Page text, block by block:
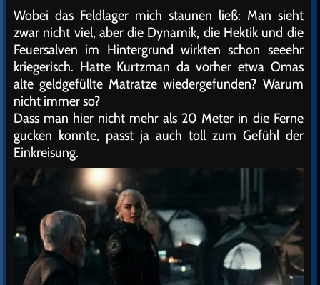
Wobei das Feldlager mich staunen ließ: Man sieht
zwar nicht viel, aber die Dynamik, die Hektik und die
Feuersalven im Hintergrund wirkten schon seeehr
kriegerisch. Hatte Kurtzman da vorher etwa Omas
alte geldgefüllte Matratze wiedergefunden? Warum
nicht immer so?
Dass man hier nicht mehr als 20 Meter in die Ferne
gucken konnte, passt ja auch toll zum Gefühl der
Einkreisung.